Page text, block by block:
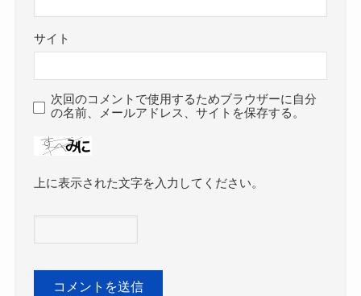
サイト
次回のコメントで使用するためブラウザーに自分
の名前、メールアドレス、サイトを保存する。
上に表示された文字を入力してください。